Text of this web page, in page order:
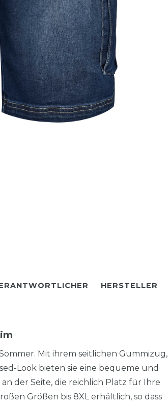
HERSTELLER
Mit ihrem seitlichen Gummizug,
Look bieten sie eine bequeme und
der Seite, die reichlich Platz für Ihre
Größen bis 8XL erhältlich, so dass